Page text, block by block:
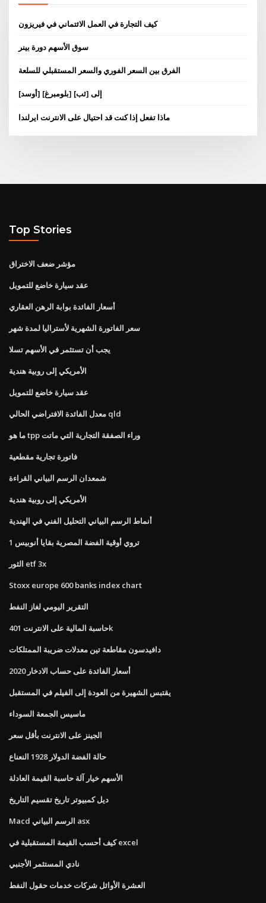
كيف التجارة في العمل الائتماني في فيريزون
سوق الأسهم دورة بينر
الفرق بين السعر الفوري والسعر المستقبلي للسلعة
[أوسد] إلى [ثب] [بلومبرغ]
ماذا تفعل إذا كنت قد احتيال على الانترنت ايرلندا
Top Stories
مؤشر ضعف الاختراق
عقد سيارة خاضع للتمويل
أسعار الفائدة بوابة الرهن العقاري
سعر الفاتورة الشهرية لأستراليا لمدة شهر
يجب أن تستثمر في الأسهم تسلا
الأمريكي إلى روبية هندية
عقد سيارة خاضع للتمويل
معدل الفائدة الافتراضي الحالي qld
ما هو tpp وراء الصفقة التجارية التي ماتت
فاتورة تجارية مقطعية
شمعدان الرسم البياني القراءة
الأمريكي إلى روبية هندية
أنماط الرسم البياني التحليل الفني في الهندية
1 تروي أوقية الفضة المصرية بقايا أنوبيس
الثور etf 3x
Stoxx europe 600 banks index chart
التقرير اليومي لغاز النفط
حاسبة المالية على الانترنت 401k
دافيدسون مقاطعة تين معدلات ضريبة الممتلكات
أسعار الفائدة على حساب الادخار 2020
يقتبس الشهيرة من العودة إلى الفيلم في المستقبل
ماسيس الجمعة السوداء
الجينز على الانترنت بأقل سعر
حالة الفضة الدولار 1928 النعناع
الأسهم خيار آلة حاسبة القيمة العادلة
ديل كمبيوتر تاريخ تقسيم التاريخ
Macd الرسم البياني asx
كيف أحسب القيمة المستقبلية في excel
نادي المستثمر الأجنبي
العشرة الأوائل شركات خدمات حقول النفط